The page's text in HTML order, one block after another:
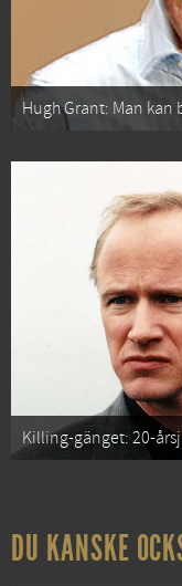
Hugh Grant: Man
Killing-gänget: 20-
DU KANSKE